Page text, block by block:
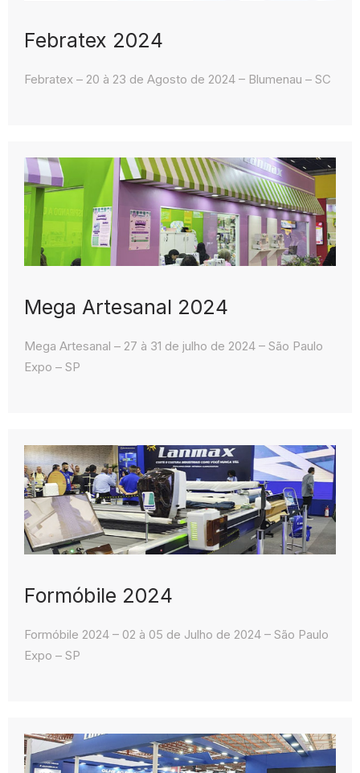
Febratex 2024
Febratex – 20 à 23 de Agosto de 2024 – Blumenau – SC
Mega Artesanal 2024
Mega Artesanal – 27 à 31 de julho de 2024 – São Paulo
Expo – SP
Formóbile 2024
Formóbile 2024 – 02 à 05 de Julho de 2024 – São Paulo
Expo – SP